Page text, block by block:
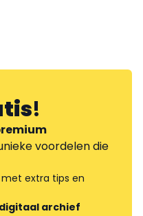
!
voordelen die
met extra tips en
digitaal archief